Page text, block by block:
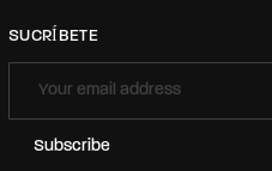
SUCRÍBETE